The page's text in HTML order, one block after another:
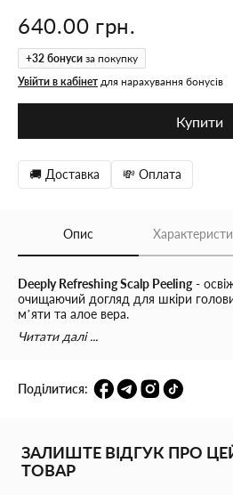
640.00 грн.
+32 бонуси за покупку
Увійти в кабінет для нарахування бонусів
Купити
🚚 Доставка 💸 Оплата
Опис
Deeply Refreshing Scalp Peeling-
очищаючий догляд для шкіри
м’яти та алое вера.
Засіб делікатно й ефективно:
- ретельно очищає шкіру голови від
стайлінгу;
- за допомогою сучасних безпечних
запобігає появі лупи;
Читати далі ...
Поділитися:
ЗАЛИШТЕ ВІДГУК ПРО
ТОВАР